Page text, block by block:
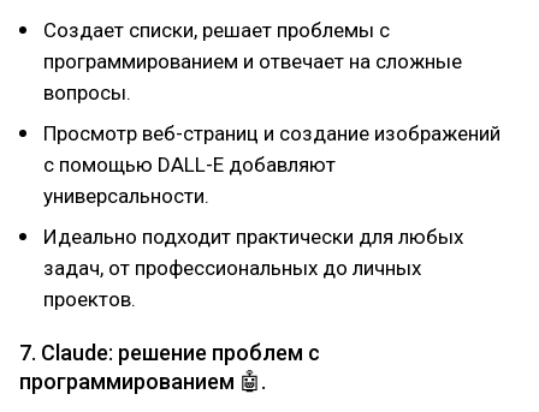
Создает списки, решает проблемы с
программированием и отвечает на сложные
вопросы.
Просмотр веб-страниц и создание изображений
с помощью DALL-E добавляют
универсальности.
Идеально подходит практически для любых
задач, от профессиональных до личных
проектов.
7. Claude: решение проблем с
программированием 🤖.